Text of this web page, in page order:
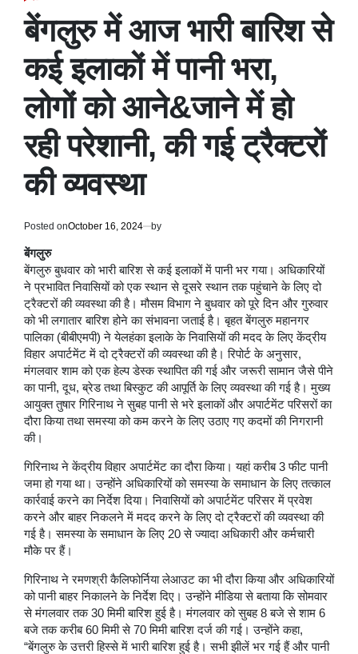
IN
बेंगलुरु में आज भारी बारिश से
कई इलाकों में पानी भरा,
लोगों को आने&जाने में हो
रही परेशानी, की गई ट्रैक्टरों
की व्यवस्था
Posted onOctober 16, 2024 by
बेंगलुरु
बेंगलुरु बुधवार को भारी बारिश से कई इलाकों में पानी भर गया। अधिकारियों
ने प्रभावित निवासियों को एक स्थान से दूसरे स्थान तक पहुंचाने के लिए दो
ट्रैक्टरों की व्यवस्था की है। मौसम विभाग ने बुधवार को पूरे दिन और गुरुवार
को भी लगातार बारिश होने का संभावना जताई है। बृहत बेंगलुरु महानगर
पालिका (बीबीएमपी) ने येलहंका इलाके के निवासियों की मदद के लिए केंद्रीय
विहार अपार्टमेंट में दो ट्रैक्टरों की व्यवस्था की है। रिपोर्ट के अनुसार,
मंगलवार शाम को एक हेल्प डेस्क स्थापित की गई और जरूरी सामान जैसे पीने
का पानी, दूध, ब्रेड तथा बिस्कुट की आपूर्ति के लिए व्यवस्था की गई है। मुख्य
आयुक्त तुषार गिरिनाथ ने सुबह पानी से भरे इलाकों और अपार्टमेंट परिसरों का
दौरा किया तथा समस्या को कम करने के लिए उठाए गए कदमों की निगरानी
की।
गिरिनाथ ने केंद्रीय विहार अपार्टमेंट का दौरा किया। यहां करीब 3 फीट पानी
जमा हो गया था। उन्होंने अधिकारियों को समस्या के समाधान के लिए तत्काल
कार्रवाई करने का निर्देश दिया। निवासियों को अपार्टमेंट परिसर में प्रवेश
करने और बाहर निकलने में मदद करने के लिए दो ट्रैक्टरों की व्यवस्था की
गई है। समस्या के समाधान के लिए 20 से ज्यादा अधिकारी और कर्मचारी
मौके पर हैं।
गिरिनाथ ने रमणश्री कैलिफोर्निया लेआउट का भी दौरा किया और अधिकारियों
को पानी बाहर निकालने के निर्देश दिए। उन्होंने मीडिया से बताया कि सोमवार
से मंगलवार तक 30 मिमी बारिश हुई है। मंगलवार को सुबह 8 बजे से शाम 6
बजे तक करीब 60 मिमी से 70 मिमी बारिश दर्ज की गई। उन्होंने कहा,
“बेंगलुरु के उत्तरी हिस्से में भारी बारिश हुई है। सभी झीलें भर गई हैं और पानी